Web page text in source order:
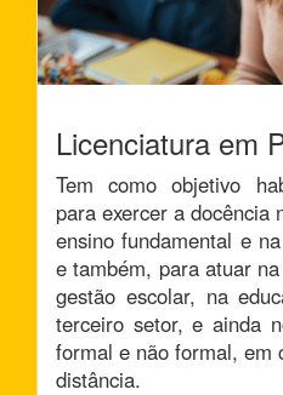
Licenciatura em
Tem como objetivo
para exercer a docência
ensino fundamental e
e também, para atuar
gestão escolar, na
terceiro setor, e ainda
formal e não formal, em
distância.